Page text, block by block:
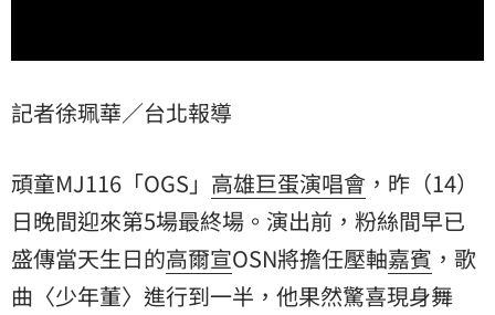
記者徐珮華／台北報導
頑童MJ116「OGS」 高雄巨蛋演唱會 ，昨（14）
日晚間迎來第5場最終場。演出前，粉絲間早已
盛傳當天生日的高爾宣OSN將擔任壓軸嘉賓 ，歌
曲〈少年董〉進行到一半，他果然驚喜現身舞